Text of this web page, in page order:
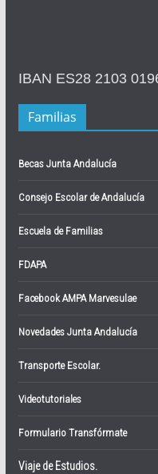
IBAN ES28 2103
Familias
Becas Junta Andalucía
Consejo Escolar de Andalucía
Escuela de Familias
FDAPA
Facebook AMPA Marvesulae
Novedades Junta Andalucía
Transporte Escolar.
Videotutoriales
Formulario Transfórmate
Viaje de Estudios.